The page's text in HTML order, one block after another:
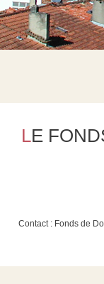
LE
Contact : Fonds de